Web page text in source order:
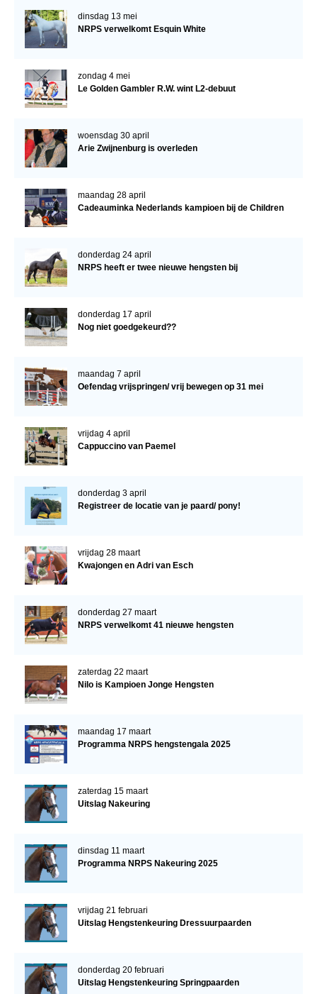
dinsdag 13 mei
NRPS verwelkomt Esquin White
zondag 4 mei
Le Golden Gambler R.W. wint L2-debuut
woensdag 30 april
Arie Zwijnenburg is overleden
maandag 28 april
Cadeauminka Nederlands kampioen bij de Children
donderdag 24 april
NRPS heeft er twee nieuwe hengsten bij
donderdag 17 april
Nog niet goedgekeurd??
maandag 7 april
Oefendag vrijspringen/ vrij bewegen op 31 mei
vrijdag 4 april
Cappuccino van Paemel
donderdag 3 april
Registreer de locatie van je paard/ pony!
vrijdag 28 maart
Kwajongen en Adri van Esch
donderdag 27 maart
NRPS verwelkomt 41 nieuwe hengsten
zaterdag 22 maart
Nilo is Kampioen Jonge Hengsten
maandag 17 maart
Programma NRPS hengstengala 2025
zaterdag 15 maart
Uitslag Nakeuring
dinsdag 11 maart
Programma NRPS Nakeuring 2025
vrijdag 21 februari
Uitslag Hengstenkeuring Dressuurpaarden
donderdag 20 februari
Uitslag Hengstenkeuring Springpaarden